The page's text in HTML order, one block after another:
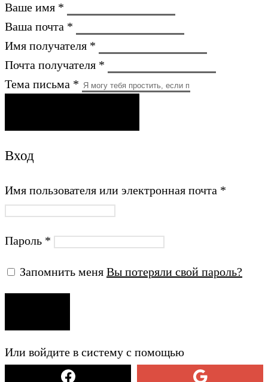
Ваше имя *
Ваша почта *
Имя получателя *
Почта получателя *
Тема письма *
Вход
Имя пользователя или электронная почта *
Пароль *
Запомнить меня Вы потеряли свой пароль?
Или войдите в систему с помощью